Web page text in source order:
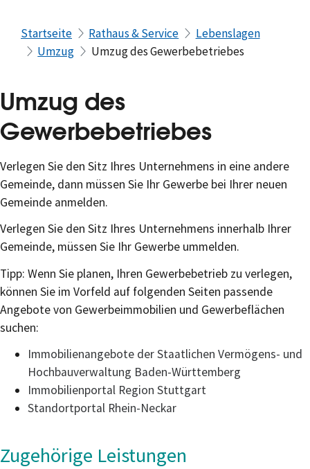
Startseite Rathaus & Service
Lebenslagen
Umzug
Umzug des Gewerbebetriebes
Umzug des
Gewerbebetriebes
Verlegen Sie den Sitz Ihres Unternehmens in eine andere
Gemeinde, dann müssen Sie Ihr Gewerbe bei Ihrer neuen
Gemeinde anmelden.
Verlegen Sie den Sitz Ihres Unternehmens innerhalb Ihrer
Gemeinde, müssen Sie Ihr Gewerbe ummelden.
Tipp: Wenn Sie planen, Ihren Gewerbebetrieb zu verlegen,
können Sie im Vorfeld auf folgenden Seiten passende
Angebote von Gewerbeimmobilien und Gewerbeflächen
suchen:
Immobilienangebote der Staatlichen Vermögens- und
Hochbauverwaltung Baden-Württemberg
Immobilienportal Region Stuttgart
Standortportal Rhein-Neckar
Zugehörige Leistungen